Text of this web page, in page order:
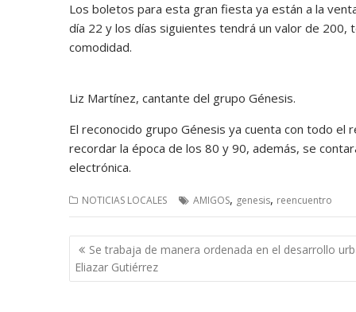
Los boletos para esta gran fiesta ya están a la
día 22 y los días siguientes tendrá un valor de
comodidad.
Liz Martínez, cantante del grupo Génesis.
El reconocido grupo Génesis ya cuenta con todo
recordar la época de los 80 y 90, además, se
electrónica.
NOTICIAS LOCALES AMIGOS, genesis, reencuentro
Navegación
de
entradas
Se trabaja de manera ordenada en el desarrollo
Eliazar Gutiérrez